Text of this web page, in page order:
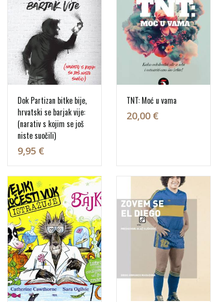
Dok Partizan bitke bije,
hrvatski se barjak vije:
(narativ s kojim se još
niste suočili)
9,95 €
TNT: Moć u vama
20,00 €